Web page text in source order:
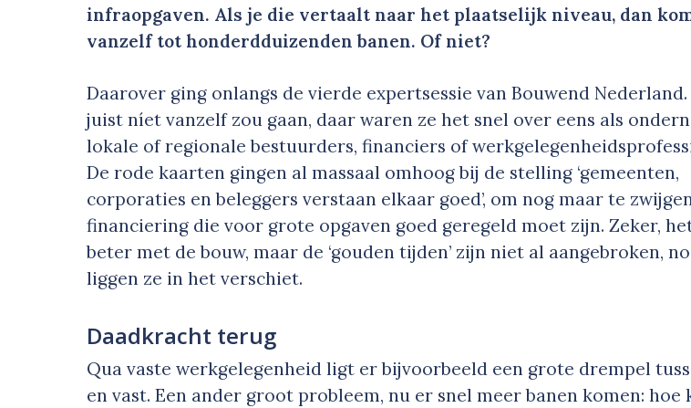
infraopgaven. Als je die vertaalt naar het plaatselijk niveau, dan
vanzelf tot honderdduizenden banen. Of niet?
Daarover ging onlangs de vierde expertsessie van Bouwend
juist níet vanzelf zou gaan, daar waren ze het snel over eens als
lokale of regionale bestuurders, financiers of
De rode kaarten gingen al massaal omhoog bij de stelling ‘gemeenten,
corporaties en beleggers verstaan elkaar goed’, om nog maar te
financiering die voor grote opgaven goed geregeld moet zijn. Zeker,
beter met de bouw, maar de ‘gouden tijden’ zijn niet al aangebroken,
liggen ze in het verschiet.
Daadkracht terug
Qua vaste werkgelegenheid ligt er bijvoorbeeld een grote drempel
en vast. Een ander groot probleem, nu er snel meer banen komen: hoe